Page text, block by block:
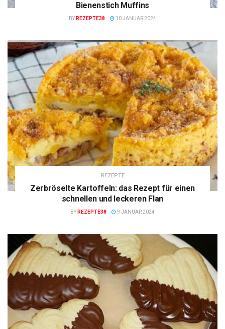
Bienenstich Muffins
BY REZEPTE38 10 JANUAR 2024
REZEPTE
Zerbröselte Kartoffeln: das Rezept für einen
schnellen und leckeren Flan
BY REZEPTE38 9 JANUAR 2024